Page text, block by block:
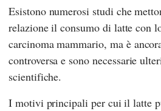
Esistono numerosi studi che
relazione il consumo di latte con
carcinoma mammario, ma è
controversa e sono necessarie
scientifiche.
I motivi principali per cui il latte